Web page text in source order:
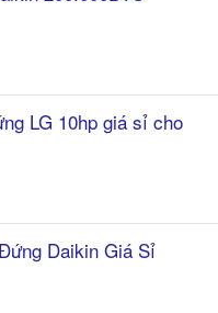
LG 10hp giá sỉ cho
Daikin Giá Sỉ